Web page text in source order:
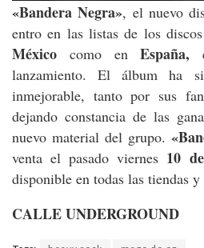
«Bandera Negra», el nuevo
entro en las listas de los
México como enEspaña,
lanzamiento. El álbum ha
inmejorable, tanto por sus
dejando constancia de las
nuevo material del grupo.
venta el pasado viernes 10
disponible en todas las tiendas
CALLE UNDERGROUND